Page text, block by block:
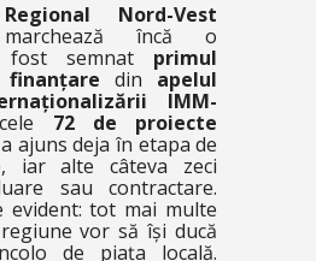
Nord-Vest
încă o
fost semnat primul
din apelul
IMM-
72 de proiecte
ajuns deja în etapa de
iar alte câteva zeci
sau contractare.
evident: tot mai multe
vor să își ducă
de piața locală.